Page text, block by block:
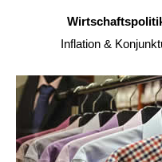
Inflation &